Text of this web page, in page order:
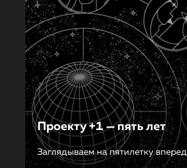
Проекту +1 — пять лет
Заглядываем на пятилетку вперед